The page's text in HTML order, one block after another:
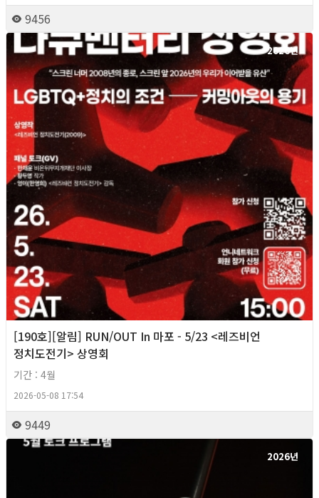
9456
2026년
[190호][알림] RUN/OUT In 마포 - 5/23 <레즈비언
정치도전기> 상영회
기간 : 4월
2026-05-08 17:54
9449
2026년